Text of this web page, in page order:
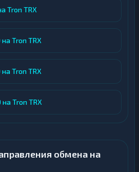
Tron TRX
Tron TRX
Tron TRX
Tron TRX
обмена на